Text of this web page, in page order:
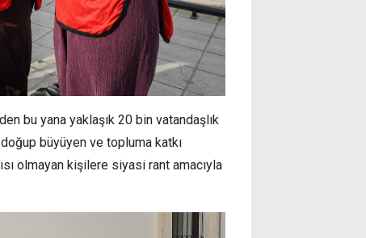
bu yana yaklaşık 20 bin vatandaşlık
büyüyen ve topluma katkı
olmayan kişilere siyasi rant amacıyla